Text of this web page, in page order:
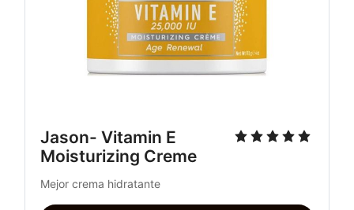
Jason- Vitamin E
Moisturizing Creme
Mejor crema hidratante